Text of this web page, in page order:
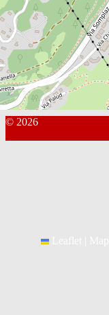
Leaflet
Suchen
nach:
Nächste Spiele
© 2026